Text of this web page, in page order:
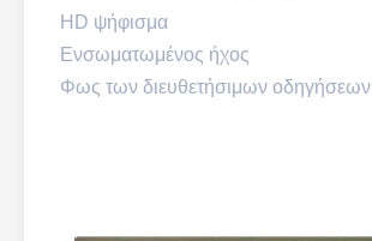
HD ψήφισμα
Ενσωματωμένος ήχος
Φως των διευθετήσιμων οδηγήσεων